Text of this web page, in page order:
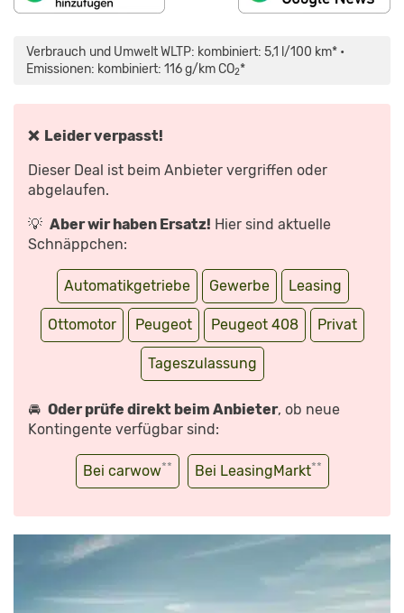
Verbrauch und Umwelt WLTP: kombiniert: 5,1 l/100 km* •
Emissionen: kombiniert: 116 g/km CO2*
❌ Leider verpasst!
Dieser Deal ist beim Anbieter vergriffen oder
abgelaufen.
💡 Aber wir haben Ersatz! Hier sind aktuelle
Schnäppchen:
Automatikgetriebe Gewerbe Leasing
Ottomotor Peugeot Peugeot 408 Privat
Tageszulassung
🚘 Oder prüfe direkt beim Anbieter, ob neue
Kontingente verfügbar sind:
Bei carwow** Bei LeasingMarkt**
(2022):
SUV-
COUPÉ,
CROSSOVER
AUTO
UND
SPORT“
VON
YOUTUBE